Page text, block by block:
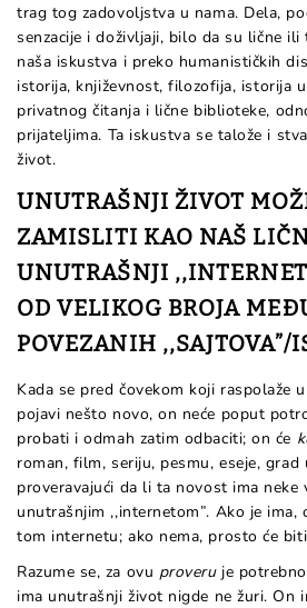
trag tog zadovoljstva u nama. Dela,
senzacije i doživljaji, bilo da su lične
naša iskustva i preko humanističkih
istorija, književnost, filozofija, istorija
privatnog čitanja i lične biblioteke,
prijateljima. Ta iskustva se talože i
život.
UNUTRAŠNJI ŽIVOT
ZAMISLITI KAO NAŠ
UNUTRAŠNJI
OD VELIKOG BROJA
POVEZANIH ,,SAJTOVA”/
Kada se pred čovekom koji raspolaže
pojavi nešto novo, on neće poput
probati i odmah zatim odbaciti; on će
roman, film, seriju, pesmu, eseje, grad
proveravajući da li ta novost ima neke
unutrašnjim ,,internetom”. Ako je ima,
tom internetu; ako nema, prosto će
Razume se, za ovu proveruje
ima unutrašnji život nigde ne žuri. On